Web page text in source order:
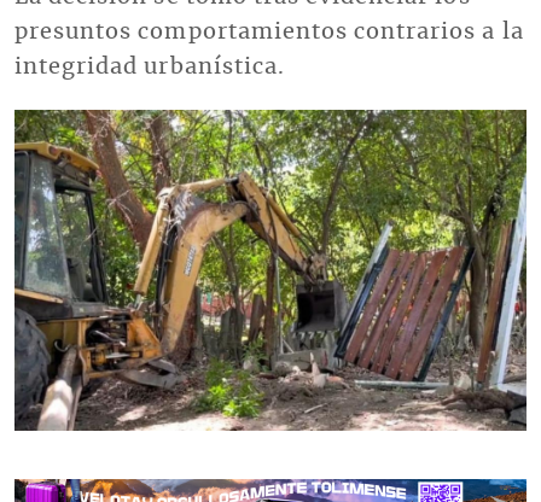
presuntos comportamientos contrarios a la
integridad urbanística.
Imagen